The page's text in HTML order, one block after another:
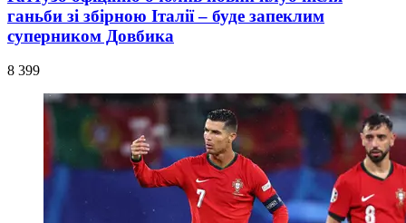
ганьби зі збірною Італії – буде запеклим
суперником Довбика
8 399